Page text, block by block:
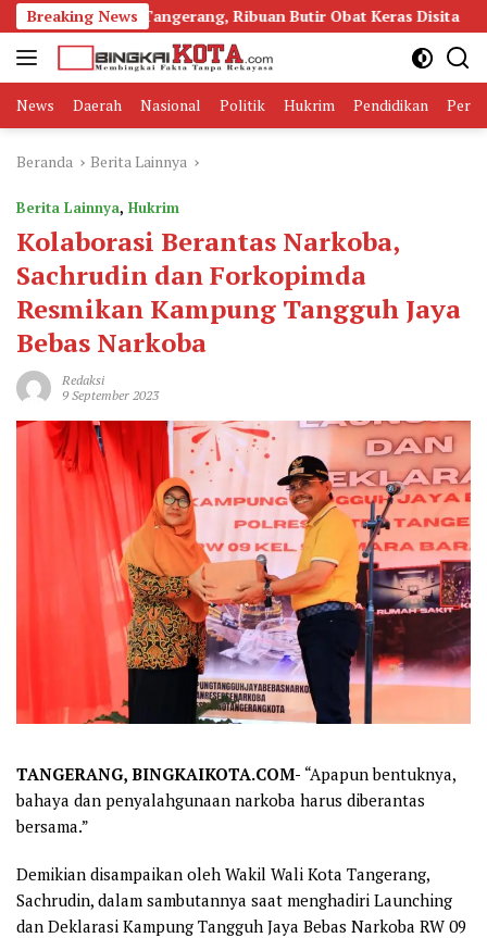
Langsung
ke
konten
Breaking News
di Tangerang, Ribuan Butir Obat Keras Disita
News Daerah Nasional Politik Hukrim Pendidikan
Beranda Berita Lainnya
Berita Lainnya, Hukrim
Kolaborasi Berantas Narkoba,
Sachrudin dan Forkopimda
Resmikan Kampung Tangguh Jaya
Bebas Narkoba
Redaksi
9 September 2023
TANGERANG, BINGKAIKOTA.COM- “Apapun bentuknya,
bahaya dan penyalahgunaan narkoba harus diberantas
bersama.”
Demikian disampaikan oleh Wakil Wali Kota Tangerang,
Sachrudin, dalam sambutannya saat menghadiri Launching
dan Deklarasi Kampung Tangguh Jaya Bebas Narkoba RW 09